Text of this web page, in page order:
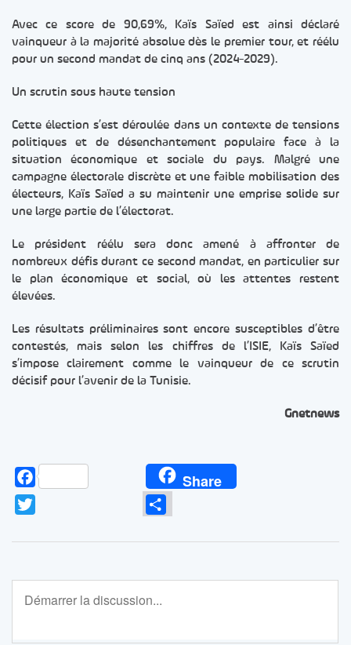
Avec ce score de 90,69%, Kaïs Saïed est ainsi déclaré
vainqueur à la majorité absolue dès le premier tour, et réélu
pour un second mandat de cinq ans (2024-2029).
Un scrutin sous haute tension
Cette élection s’est déroulée dans un contexte de tensions
politiques et de désenchantement populaire face à la
situation économique et sociale du pays. Malgré une
campagne électorale discrète et une faible mobilisation des
électeurs, Kaïs Saïed a su maintenir une emprise solide sur
une large partie de l’électorat.
Le président réélu sera donc amené à affronter de
nombreux défis durant ce second mandat, en particulier sur
le plan économique et social, où les attentes restent
élevées.
Les résultats préliminaires sont encore susceptibles d’être
contestés, mais selon les chiffres de l’ISIE, Kaïs Saïed
s’impose clairement comme le vainqueur de ce scrutin
décisif pour l’avenir de la Tunisie.
Gnetnews
Facebook Share
Partager